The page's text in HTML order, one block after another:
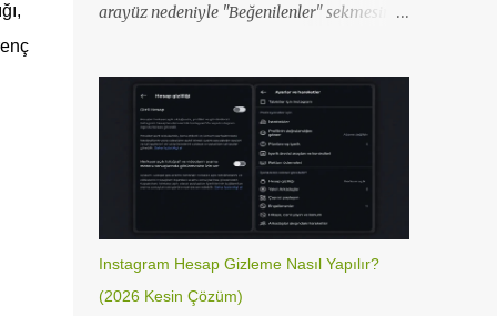
arayüz nedeniyle "Beğenilenler" sekmesinin
Bulma Instagram, kullanıcı deneyimini
artırmak için bu özelliği Hareketlerin
bölümü altına taşıdı. İşte hem mobilde hem
masaüstünde saniyeler içinde
beğendiklerinize ulaşma yolu: Instagram
Mobil Uygulamasında Adımlar Profil
Sağ üst köşedeki üç çizgili (menü) simgesine
tıklayın. Açılan listeden Hareketlerin
Instagram Hesap Gizleme Nasıl Yapılır?
(2026 Kesin Çözüm)